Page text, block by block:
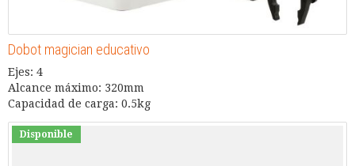
Dobot magician educativo
Ejes: 4
Alcance máximo: 320mm
Capacidad de carga: 0.5kg
Disponible